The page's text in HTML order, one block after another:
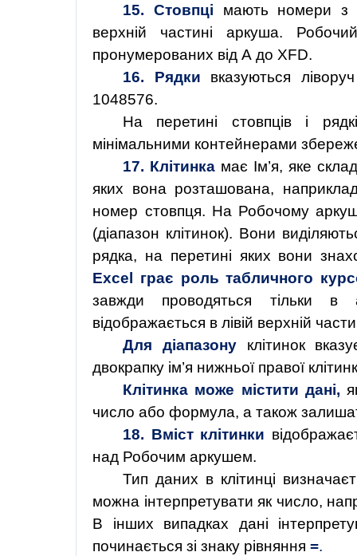
15. Стовпці
мають номери з
верхній частині аркуша.
пронумерованих від А до XFD.
16. Рядки
вказуються
1048576.
На перетині стовпців і
мінімальними контейнерами
17. Клітинка має Ім’я, яке
яких вона розташована,
номер стовпця. На Робочому
(діапазон клітинок). Вони
рядка, на перетині яких вони
Excel грає роль табличного
завжди проводяться тільки в
відображається в лівій верхній
Для діапазону
клітинок
двокрапку ім’я нижньої правої
Клітинка може містити дані,
число або формула, а також
18. Вміст клітинки
над Робочим аркушем.
Тип даних в клітинці
можна інтерпретувати як число,
В інших випадках дані
починається зі знаку рівняння=.